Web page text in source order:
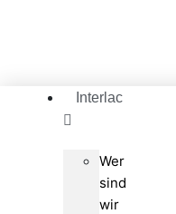
Interlac
Wer
sind
wir